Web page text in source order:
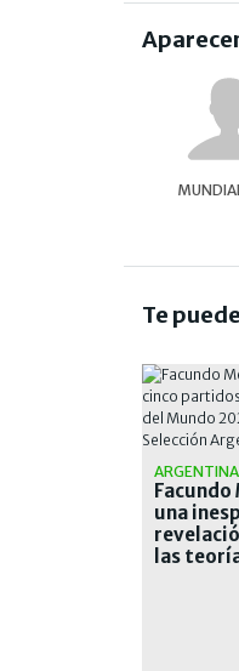
Te
Facundo
una
las